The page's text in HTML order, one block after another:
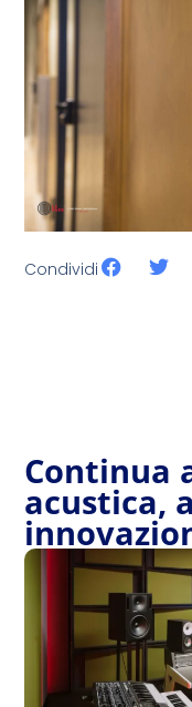
Condividi
Continua
acustica,